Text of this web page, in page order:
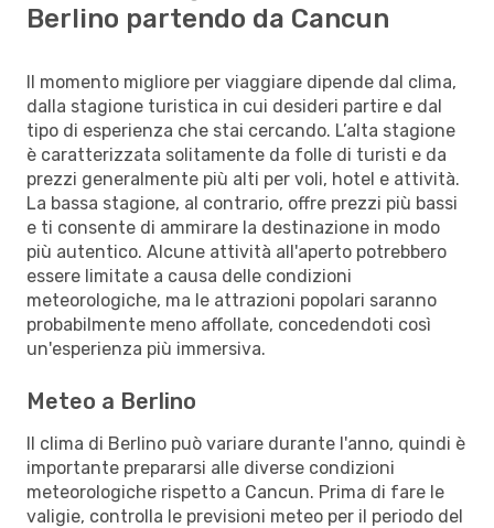
Berlino partendo da Cancun
Il momento migliore per viaggiare dipende dal clima,
dalla stagione turistica in cui desideri partire e dal
tipo di esperienza che stai cercando. L’alta stagione
è caratterizzata solitamente da folle di turisti e da
prezzi generalmente più alti per voli, hotel e attività.
La bassa stagione, al contrario, offre prezzi più bassi
e ti consente di ammirare la destinazione in modo
più autentico. Alcune attività all'aperto potrebbero
essere limitate a causa delle condizioni
meteorologiche, ma le attrazioni popolari saranno
probabilmente meno affollate, concedendoti così
un'esperienza più immersiva.
Meteo a Berlino
Il clima di Berlino può variare durante l'anno, quindi è
importante prepararsi alle diverse condizioni
meteorologiche rispetto a Cancun. Prima di fare le
valigie, controlla le previsioni meteo per il periodo del